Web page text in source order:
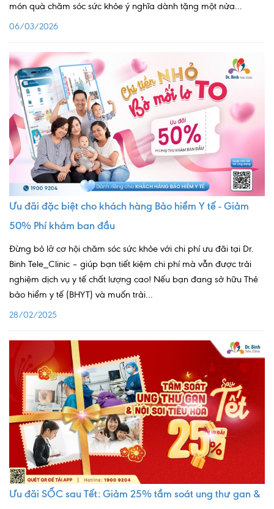
món quà chăm sóc sức khỏe ý nghĩa dành tặng một nửa...
06/03/2026
Ưu đãi đặc biệt cho khách hàng Bảo hiểm Y tế - Giảm
50% Phí khám ban đầu
Đừng bỏ lỡ cơ hội chăm sóc sức khỏe với chi phí ưu đãi tại Dr.
Binh Tele_Clinic – giúp bạn tiết kiệm chi phí mà vẫn được trải
nghiệm dịch vụ y tế chất lượng cao! Nếu bạn đang sở hữu Thẻ
bảo hiểm y tế (BHYT) và muốn trải...
28/02/2025
Ưu đãi SỐC sau Tết: Giảm 25% tầm soát ung thư gan &